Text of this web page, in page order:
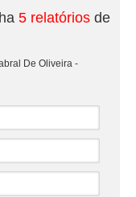
5 relatórios de
De Oliveira -